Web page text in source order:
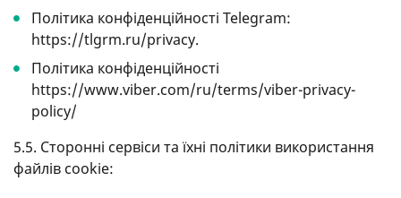
Політика конфіденційності Telegram:
https://tlgrm.ru/privacy.
Політика конфіденційності
https://www.viber.com/ru/terms/viber-privacy-
policy/
5.5. Сторонні сервіси та їхні політики використання
файлів cookie: